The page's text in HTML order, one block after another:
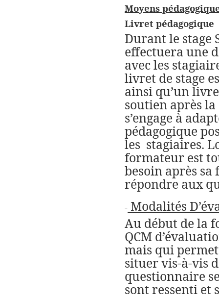
Moyens
Livret pédagogique
Durant le stage
effectuera une
avec les
livret de stage
ainsi qu’un
soutien après
s’engage à
pédagogique
les stagiaires.
formateur est
besoin après sa
répondre aux
- Modalités
Au début de la
QCM
mais qui
situer vis-à-vis
questionnaire
sont ressenti et